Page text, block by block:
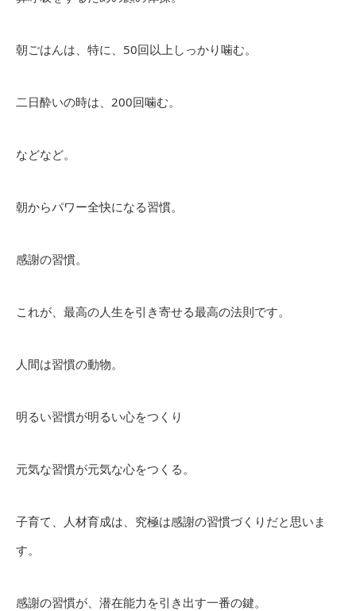
朝ごはんは、特に、50回以上しっかり噛む。
二日酔いの時は、200回噛む。
などなど。
朝からパワー全快になる習慣。
感謝の習慣。
これが、最高の人生を引き寄せる最高の法則です。
人間は習慣の動物。
明るい習慣が明るい心をつくり
元気な習慣が元気な心をつくる。
子育て、人材育成は、究極は感謝の習慣づくりだと思いま
す。
感謝の習慣が、潜在能力を引き出す一番の鍵。